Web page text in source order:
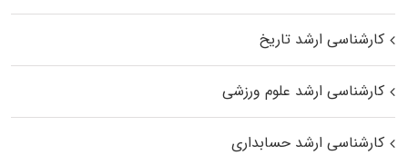
کارشناسی ارشد تاریخ
کارشناسی ارشد علوم ورزشی
کارشناسی ارشد حسابداری